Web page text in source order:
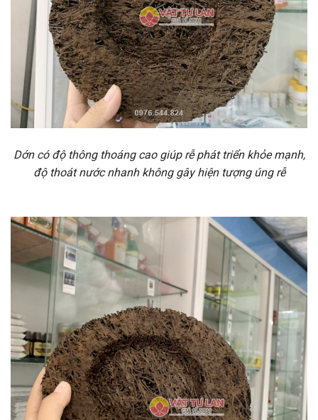
Dớn có độ thông thoáng cao giúp rễ phát triển khỏe mạnh,
độ thoát nước nhanh không gây hiện tượng úng rễ